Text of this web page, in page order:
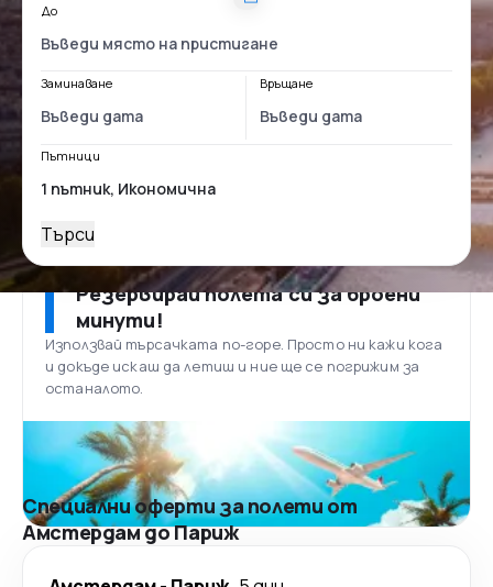
До
Заминаване Връщане
Пътници
Търси
Резервирай полета си за броени
минути!
Използвай търсачката по-горе. Просто ни кажи кога
и докъде искаш да летиш и ние ще се погрижим за
останалото.
Специални оферти за полети от
Амстердам до Париж